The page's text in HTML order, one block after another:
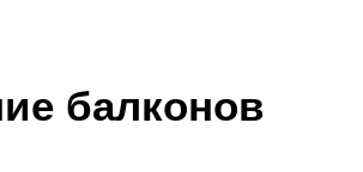
балконов